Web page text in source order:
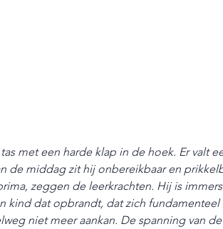
met een harde klap in de hoek. Er valt
de middag zit hij onbereikbaar en
zeggen de leerkrachten. Hij is
kind dat opbrandt, dat zich fundamenteel
niet meer aankan. De spanning van